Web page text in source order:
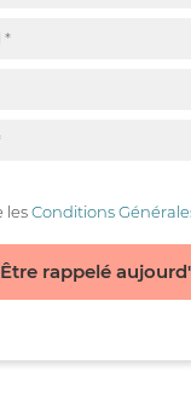
lesConditions
Être rappelé